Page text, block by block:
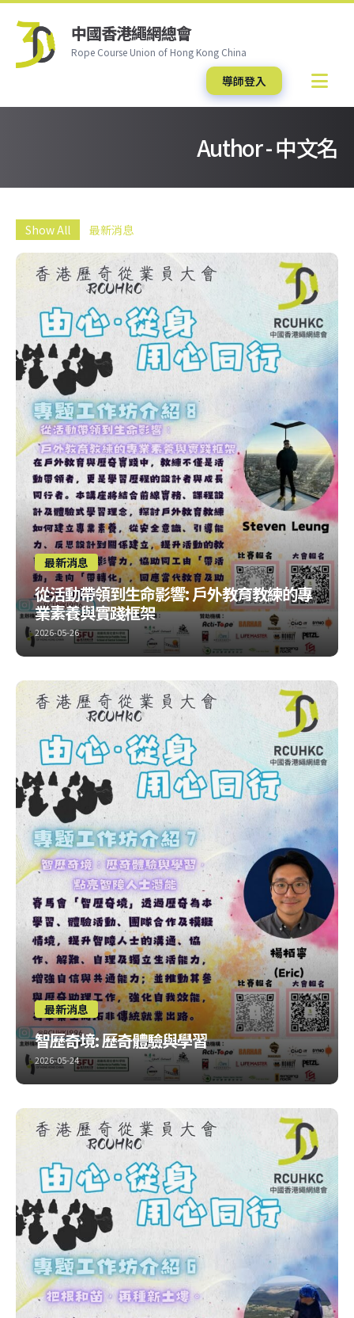
中國香港繩網總會
Rope Course Union of Hong Kong China
導師登入
Author - 中文名
Show All 最新消息
最新消息
從活動帶領到生命影響: 戶外教育教練的專
業素養與實踐框架
2026-05-26
嚟到最後，都係同歷奇工作有關！ 唔到嘅主題，俾大家多啲選
報名：https://forms.gle/dhZvfRee4zANM3B79
最新消息
智歷奇境: 歷奇體驗與學習
2026-05-24
呢個工作坊係同歷奇教育有關，服務對象係智障人士~ 大家想
https://forms.gle/511J8NLwtLCYX2G36 大會報名：
https://forms.gle/dhZvfRee4zANM3B79